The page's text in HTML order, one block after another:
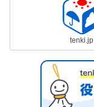
tenki.jp